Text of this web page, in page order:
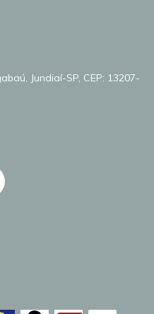
Jundiaí-SP, CEP: 13207-